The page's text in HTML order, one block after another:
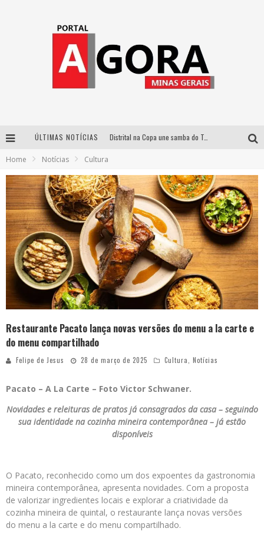
ÚLTIMAS NOTÍCIAS Distrital na Copa une samba do Trem dos Onze, acervo do Museu do Mineirão e transmissão em 4K para duelo contra o Haiti
Cidade Junina abre as portas para toda a família com a “Cidadezinha” neste sábado
Zeca Baleiro e Swami Jr. estreiam em Belo Horizonte o show em homenagem a Dolores Duran, marcando o encerramento da edição comemorativa dos dez anos do projeto “Uma voz, um instrumento”
Home Notícias Cultura
Restaurante Pacato lança novas versões do menu a la carte e
do menu compartilhado
Felipe de Jesus 28 de março de 2025 Cultura, Notícias
Pacato – A La Carte – Foto Victor Schwaner.
Novidades e releituras de pratos já consagrados da casa – seguindo
sua identidade na cozinha mineira contemporânea – já estão
disponíveis
O Pacato, reconhecido como um dos expoentes da gastronomia
mineira contemporânea, apresenta novidades. Com a proposta
de valorizar ingredientes locais e explorar a criatividade da
cozinha mineira de quintal, o restaurante lança novas versões
do menu a la carte e do menu compartilhado.